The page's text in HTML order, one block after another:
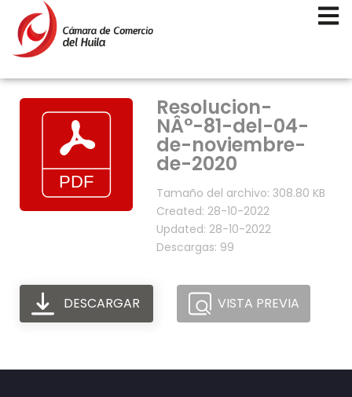
Resolucion-
NÂ°-81-del-04-
de-noviembre-
de-2020
Tamaño del archivo: 308.80 KB
Created: 28-10-2022
Updated: 28-10-2022
Descargas: 99
DESCARGAR VISTA PREVIA